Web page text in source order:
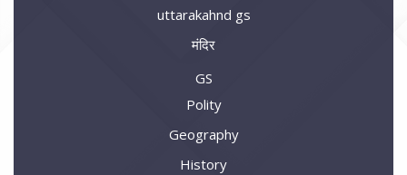
uttarakahnd gs
मंदिर
GS
Polity
Geography
History